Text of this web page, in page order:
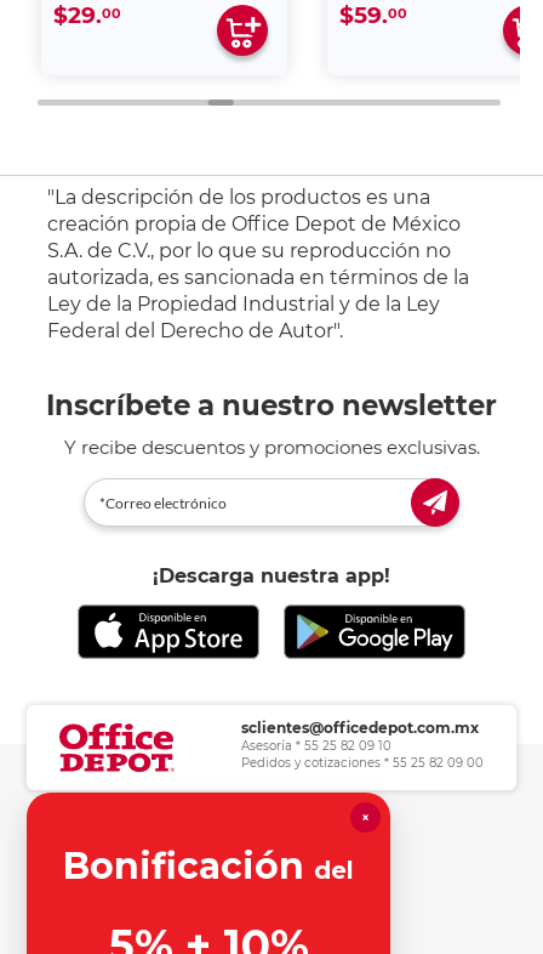
$29.00 $59.00
"La descripción de los productos es una
creación propia de Office Depot de México
S.A. de C.V., por lo que su reproducción no
autorizada, es sancionada en términos de la
Ley de la Propiedad Industrial y de la Ley
Federal del Derecho de Autor".
Inscríbete a nuestro newsletter
Y recibe descuentos y promociones exclusivas.
¡Descarga nuestra app!
sclientes@officedepot.com.mx
Asesoría * 55 25 82 09 10
Pedidos y cotizaciones * 55 25 82 09 00
Herramientas de consulta
×
Bonificación del